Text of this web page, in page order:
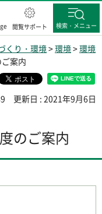
閲覧サポート 検索・メニュー
くり・環境>環境>環境
案内
更新日 : 2021年9月6日
のご案内